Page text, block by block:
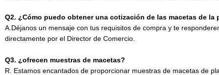
Q2. ¿Cómo puedo obtener una cotización de las macetas de la
A.Déjanos un mensaje con tus requisitos de compra y te
directamente por el Director de Comercio.
Q3. ¿ofrecen muestras de macetas?
R. Estamos encantados de proporcionar muestras de macetas de